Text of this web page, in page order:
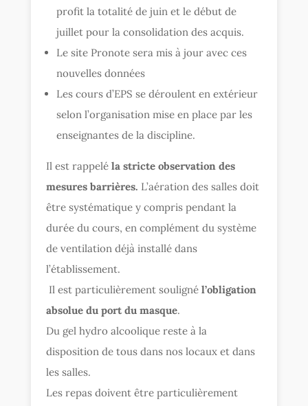
profit la totalité de juin et le début de
juillet pour la consolidation des acquis.
Le site Pronote sera mis à jour avec ces
nouvelles données
Les cours d’EPS se déroulent en extérieur
selon l’organisation mise en place par les
enseignantes de la discipline.
Il est rappeléla stricte observation des
mesures barrières. L’aération des salles doit
être systématique y compris pendant la
durée du cours, en complément du système
de ventilation déjà installé dans
l’établissement.
Il est particulièrement soulignél’obligation
absolue du port du masque.
Du gel hydro alcoolique reste à la
disposition de tous dans nos locaux et dans
les salles.
Les repas doivent être particulièrement